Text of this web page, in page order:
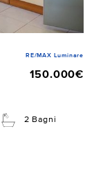
RE/MAX Luminare
150.000€
2 Bagni